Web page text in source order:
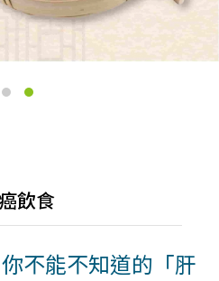
飲食
不能不知道的「肝